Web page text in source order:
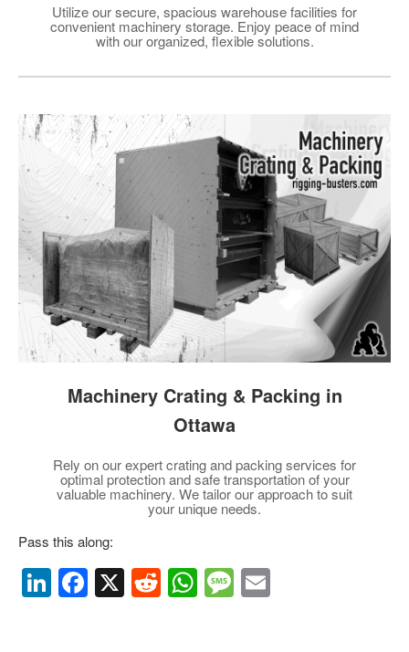
Utilize our secure, spacious warehouse facilities for
convenient machinery storage. Enjoy peace of mind
with our organized, flexible solutions.
Machinery Crating & Packing in
Ottawa
Rely on our expert crating and packing services for
optimal protection and safe transportation of your
valuable machinery. We tailor our approach to suit
your unique needs.
Pass this along:
Li F X R W M